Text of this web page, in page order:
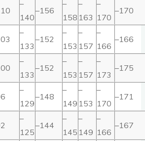
–
140
–156
–
158
–
163
–
170
–170
–
133
–152
–
153
–
157
–
166
–166
–
133
–152
–
153
–
157
–
173
–175
–
129
–148
–
149
–
153
–
170
–171
–
125
–144
–
145
–
149
–
166
–167